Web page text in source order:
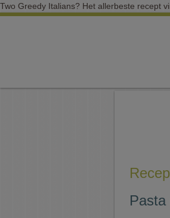
Two Greedy Italians? Het allerbeste recept